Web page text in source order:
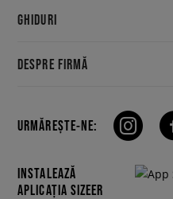
GHIDURI
DESPRE FIRMĂ
URMĂREȘTE-NE:
INSTALEAZĂ
APLICAȚIA SIZEER